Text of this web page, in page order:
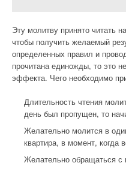
Эту молитву принято читать
чтобы получить желаемый
определенных правил и
прочитана единожды, то это
эффекта. Чего необходимо
Длительность чтения
день был пропущен, то
Желательно молится в
квартира, в момент, когда
Желательно обращаться с